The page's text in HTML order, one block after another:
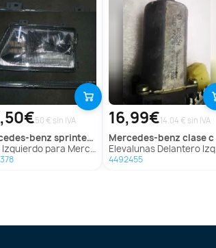
50 € sin IVA
benz sprinter (w901,w903) combi
para Mercedes-Benz Sprinter (W901,W903) Combi
16,99€14.04 € sin IVA
mercedes-benz clase c (w202) berlina
Elevalunas Delantero Izquierdo para Mercedes-Benz Clase C (W202) Berlina
4492455